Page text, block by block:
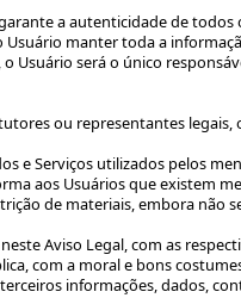
a autenticidade de
manter toda a
será o único
ou representantes
e Serviços utilizados pelos
aos Usuários que existem
de materiais, embora não
Aviso Legal, com as
com a moral e bons
informações, dados,